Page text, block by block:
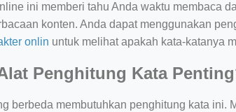
ini memberi tahu Anda waktu membaca
konten. Anda dapat menggunakan
onlin untuk melihat apakah kata-katanya
Penghitung Kata
berbeda membutuhkan penghitung kata ini.